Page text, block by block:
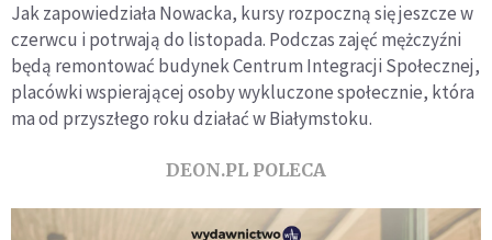
Jak zapowiedziała Nowacka, kursy rozpoczną się jeszcze w
czerwcu i potrwają do listopada. Podczas zajęć mężczyźni
będą remontować budynek Centrum Integracji Społecznej,
placówki wspierającej osoby wykluczone społecznie, która
ma od przyszłego roku działać w Białymstoku.
DEON.PL POLECA